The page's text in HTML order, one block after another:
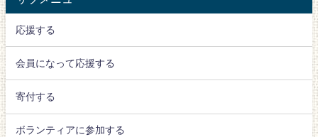
応援する
会員になって応援する
寄付する
ボランティアに参加する